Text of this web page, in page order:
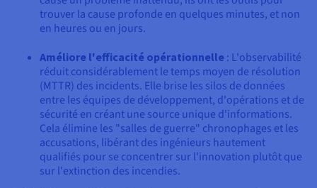
trouver la cause profonde en quelques minutes, et non
en heures ou en jours.
Améliore l'efficacité opérationnelle : L'observabilité
réduit considérablement le temps moyen de résolution
(MTTR) des incidents. Elle brise les silos de données
entre les équipes de développement, d'opérations et de
sécurité en créant une source unique d'informations.
Cela élimine les "salles de guerre" chronophages et les
accusations, libérant des ingénieurs hautement
qualifiés pour se concentrer sur l'innovation plutôt que
sur l'extinction des incendies.